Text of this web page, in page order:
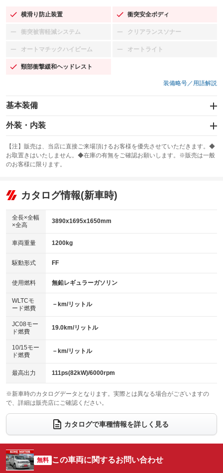
横滑り防止装置
：装備あり 衝突安全ボディ
：装備あり
衝突被害軽減システム
：装備なし クリアランスソナー
：装備なし
オートマチックハイビーム
：装備なし オートライト
：装備なし
頸部衝撃緩和ヘッドレスト
：装備あり
装備略号／用語解説
基本装備
エアバッグ：運転席/助手席
：装備あり
：装備なし
サンルーフ
：装備なし ABS
リフトアップ
：装備なし
：装備なし
パワーウィンドウ
アイドリングストップ
：装備あり
USB入力端子
：装備なし
100V電源
：装備なし
センターデフロック
：装備なし
電動格納ミラー
：装備あり
外装・内装
カーナビ：メモリーナビ他
：装備あり
TV：フルセグ
：装備あり
ビジュアル：-／DVD再生
：装備あり
アルミホイール
：装備なし
HID(キセノンライト)
バックカメラ
エアロ
：装備なし
ローダウン
：装備なし
ベンチシート
：装備あり
チップアップシート
：装備なし
電動格納サードシート
：装備なし シートヒーター
：装備なし
ウォークスルー
電動リアゲート フロントカメラ
：装備なし
シートエアコン
：装備なし 全周囲カメラ
：装備あり
サイドカメラ
：装備なし ルーフレール
：装備なし
【注】販売は、当店に直接ご来場頂けるお客様を優先させていただきます。◆
お取置きはいたしません。◆在庫の有無をご確認お願いします。※販売は一般
のお客様に限ります。
カタログ情報(新車時)
全長×全幅
×全高
3890x1695x1650mm
車両重量 1200kg
駆動形式 FF
使用燃料 無鉛レギュラーガソリン
WLTCモ
ード燃費
－km/リットル
JC08モー
ド燃費
19.0km/リットル
10/15モー
ド燃費
－km/リットル
最高出力 111ps(82kW)/6000rpm
※新車時のカタログデータとなります。実際とは異なる場合がございますの
で、詳細は販売店にご確認ください。
カタログで車種情報を詳しく見る
無料 この車両に関するお問い合わせ